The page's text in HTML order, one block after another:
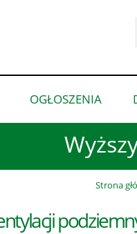
pokaż
podmenu
OGŁOSZENIA
dla
Strona